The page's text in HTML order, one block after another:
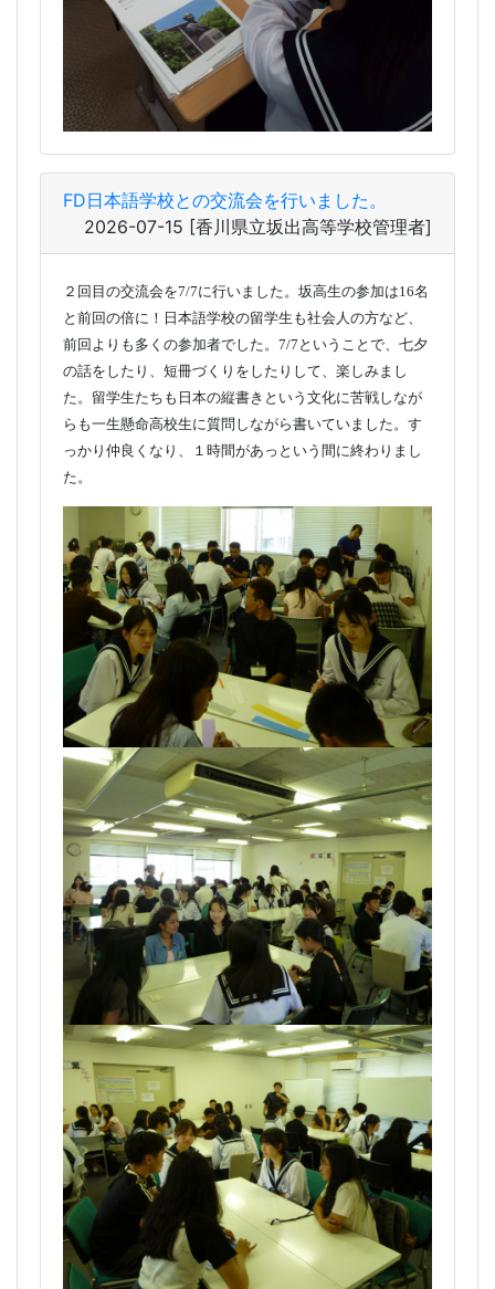
FD日本語学校との交流会を行いました。
2026-07-15 [香川県立坂出高等学校管理者]
２回目の交流会を7/7に行いました。坂高生の参加は16名
と前回の倍に！日本語学校の留学生も社会人の方など、
前回よりも多くの参加者でした。7/7ということで、七夕
の話をしたり、短冊づくりをしたりして、楽しみまし
らも一生懸命高校生に質問しながら書いていました。す
っかり仲良くなり、１時間があっという間に終わりまし
た。